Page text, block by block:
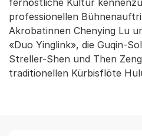
fernöstliche Kultur
professionellen
Akrobatinnen Chenying Lu
«Duo Yinglink», die Guqin-
Streller-Shen und Then
traditionellen Kürbisflöte